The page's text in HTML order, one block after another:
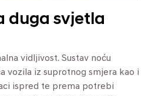
duga svjetla
vidljivost. Sustav noću
vozila iz suprotnog smjera kao i
ispred te prema potrebi